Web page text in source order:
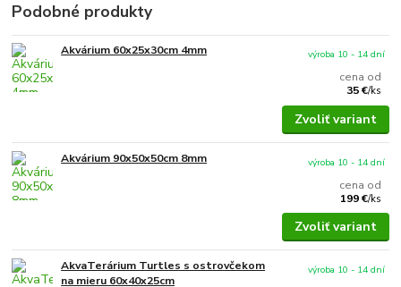
Podobné produkty
Akvárium 60x25x30cm 4mm
cena od
35 €/ks
výroba 10 - 14 dní
Zvoliť variant
Akvárium 90x50x50cm 8mm
cena od
199 €/ks
výroba 10 - 14 dní
Zvoliť variant
AkvaTerárium Turtles s ostrovčekom
na mieru 60x40x25cm
výroba 10 - 14 dní